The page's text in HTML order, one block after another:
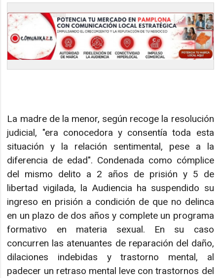
La madre de la menor, según recoge la resolución
judicial, "era conocedora y consentía toda esta
situación y la relación sentimental, pese a la
diferencia de edad". Condenada como cómplice
del mismo delito a 2 años de prisión y 5 de
libertad vigilada, la Audiencia ha suspendido su
ingreso en prisión a condición de que no delinca
en un plazo de dos años y complete un programa
formativo en materia sexual. En su caso
concurren las atenuantes de reparación del daño,
dilaciones indebidas y trastorno mental, al
padecer un retraso mental leve con trastornos del